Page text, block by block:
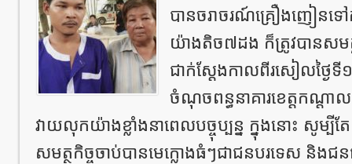
បានចរាចរណ៍គ្រឿងញៀនទៅក
យ៉ាងតិច៧ដង ក៏ត្រូវបានសមត្
ជាក់ស្តែងកាលពីរសៀលថ្ងៃទី
ចំណុចពន្ធនាគារខេត្តកណ្ត
វាយលុកយ៉ាងខ្លាំងនាពេលបច្ចុប្បន្ន ក្នុងនោះ សូម្បីតែ
សមត្ថកិច្ចចាប់បានមេក្លោងធំៗជាជនបរទេស និងជ